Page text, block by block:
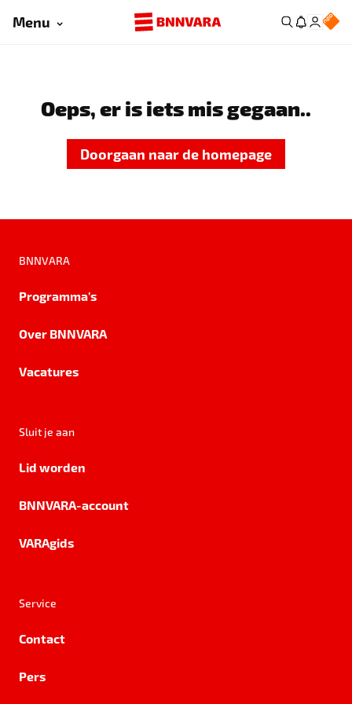
Menu
Oeps, er is iets mis gegaan..
Doorgaan naar de homepage
BNNVARA
Programma's
Over BNNVARA
Vacatures
Sluit je aan
Lid worden
BNNVARA-account
VARAgids
Service
Contact
Pers